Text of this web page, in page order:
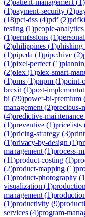
(2)patient-management (1)
(1)payment-security (2)
(18)pci-dss (4)pdf(2)
testing (1)people-analytics
(1)permissions (1)
(2)philippines (1)phishing
(1)pipeda (1)pipedrive (2)
(1)pixel-perfect (1)
(2)plex (1)plex-smart-
(1)pms (1)pnpm (1)point-
brexit (1)post-
bi (79)power-bi-premium (
management (2)precious-
(4)predictive-maintenance
(1)preventive (1)pricelists
(1)pricing-strategy (3)
(1)privacy-by-design (1)
management (1)process-
(11)product-costing (1)
(2)product-mapping (1)
(1)product-photography (1
visualization (1)production
management (1)
(1)productivity (9)
services (4)program-